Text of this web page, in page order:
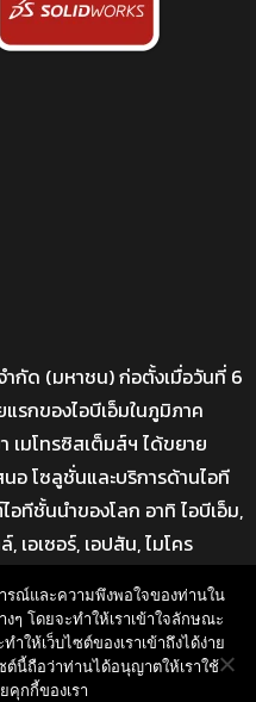
ำกัด (มหาชน) ก่อตั้งเมื่อวันที่ 6
รกของไอบีเอ็มในภูมิภาค
เมโทรซิสเต็มส์ฯ ได้ขยาย
อ โซลูชั่นและบริการด้านไอที
ทีชั้นนำของโลก อาทิ ไอบีเอ็ม,
เอเซอร์, เอปสัน, ไมโคร
Center อาคาร SM Tower
ทพ ฯ 10400
รณ์และความพึงพอใจของท่านใน
ๆ โดยจะทำให้เราเข้าใจลักษณะ
ำให้เว็บไซต์ของเราเข้าถึงได้ง่าย
ต์นี้ถือว่าท่านได้อนุญาตให้เราใช้
คุกกี้ของเรา